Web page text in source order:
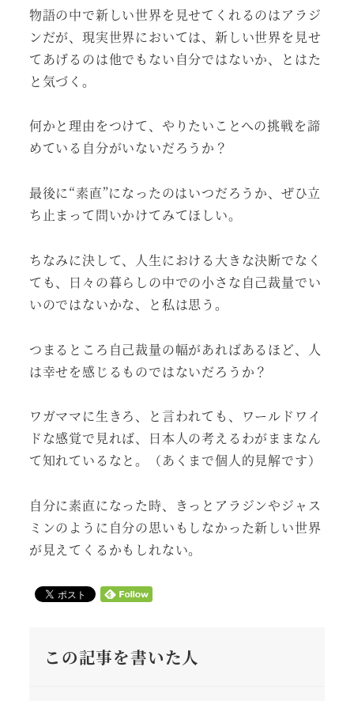
物語の中で新しい世界を見せてくれるのはアラジ
ンだが、現実世界においては、新しい世界を見せ
てあげるのは他でもない自分ではないか、とはた
と気づく。
何かと理由をつけて、やりたいことへの挑戦を諦
めている自分がいないだろうか？
最後に“素直”になったのはいつだろうか、ぜひ立
ち止まって問いかけてみてほしい。
ちなみに決して、人生における大きな決断でなく
ても、日々の暮らしの中での小さな自己裁量でい
いのではないかな、と私は思う。
つまるところ自己裁量の幅があればあるほど、人
は幸せを感じるものではないだろうか？
ワガママに生きろ、と言われても、ワールドワイ
ドな感覚で見れば、日本人の考えるわがままなん
て知れているなと。（あくまで個人的見解です）
自分に素直になった時、きっとアラジンやジャス
ミンのように自分の思いもしなかった新しい世界
が見えてくるかもしれない。
この記事を書いた人